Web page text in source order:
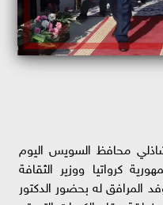
محافظ السويس اليوم
كرواتيا ووزير الثقافة
المرافق له بحضور الدكتور